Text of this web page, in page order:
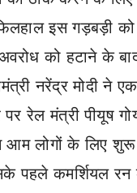
इस गड़बड़ी
को हटाने के
नरेंद्र मोदी ने
रेल मंत्री पीयूष
लोगों के लिए शुरू
पहले कमर्शियल रन